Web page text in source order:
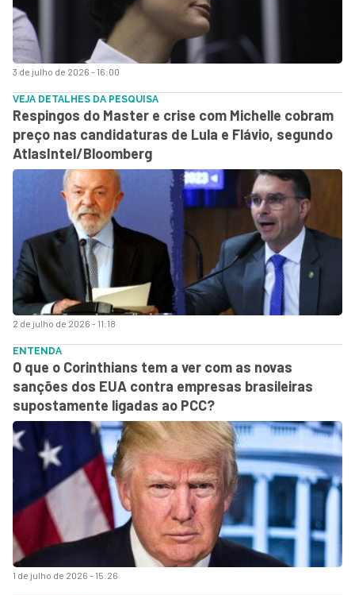
3 de julho de 2026 - 16:00
2 de julho de 2026 - 11:18
VEJA DETALHES DA PESQUISA
Respingos do Master e crise com Michelle cobram
preço nas candidaturas de Lula e Flávio, segundo
AtlasIntel/Bloomberg
1 de julho de 2026 - 15:26
ENTENDA
O que o Corinthians tem a ver com as novas
sanções dos EUA contra empresas brasileiras
supostamente ligadas ao PCC?